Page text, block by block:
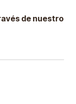
de nuestro